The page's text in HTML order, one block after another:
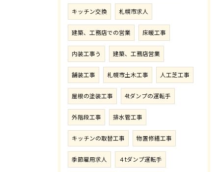
キッチン交換 札幌市求人
建築、工務店での営業 床暖工事
内装工事う 建築、工務店営業
舗装工事 札幌市土木工事 人工芝工事
屋根の塗装工事 4tダンプの運転手
外階段工事 排水管工事
キッチンの取替工事 物置修繕工事
季節雇用求人 ４tダンプ運転手